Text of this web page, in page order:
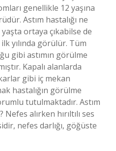
genellikle 12 yaşına
Astım hastalığı ne
ortaya çıkabilse de
ilk yılında görülür. Tüm
gibi astımın görülme
Kapalı alanlarda
gibi iç mekan
hastalığın görülme
tutulmaktadır. Astım
alırken hırıltılı ses
nefes darlığı, göğüste